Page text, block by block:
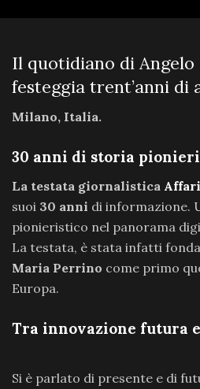
Il quotidiano di
festeggia trent’anni di
Milano, Italia.
30 anni di storia
La testata giornalistica
suoi 30 anni di informazione.
pionieristico nel panorama
La testata, è stata infatti
Maria Perrino come primo
Europa.
Tra innovazione futura
Si è parlato di presente e di